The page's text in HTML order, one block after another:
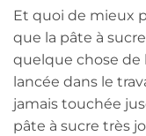
Et quoi de mieux
que la pâte à
quelque chose de
lancée dans le
jamais touchée
pâte à sucre très